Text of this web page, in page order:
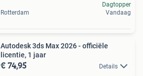
Rotterdam
Dagtopper
Vandaag
Autodesk 3ds Max 2026 - officiële
licentie, 1 jaar
€ 74,95 Details